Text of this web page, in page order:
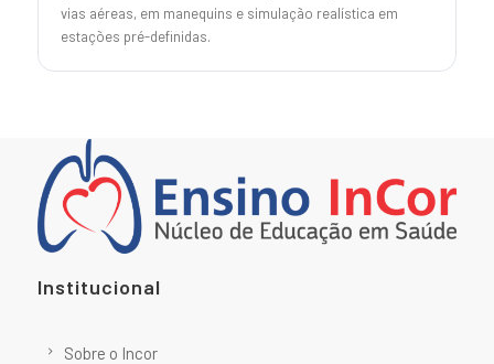
vias aéreas, em manequins e simulação realística em
estações pré-definidas.
Institucional
Sobre o Incor